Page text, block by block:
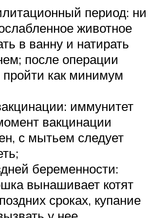
период: ни
животное
в ванну и натирать
после операции
как минимум
иммунитет
вакцинации
с мытьем следует
беременности:
вынашивает котят
сроках, купание